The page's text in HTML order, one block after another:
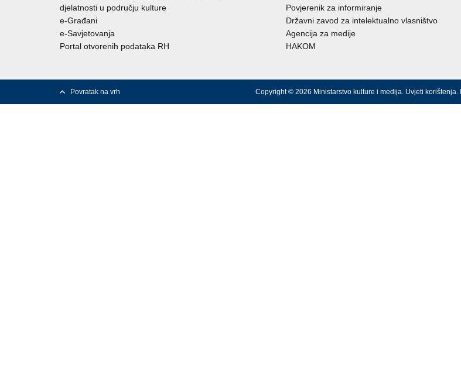
djelatnosti u području kulture
e-Građani
e-Savjetovanja
Portal otvorenih podataka RH
Povjerenik za informiranje
Državni zavod za intelektualno vlasništvo
Agencija za medije
HAKOM
Povratak na vrh Copyright © 2026 Ministarstvo kulture i medija. Uvjeti korištenja.